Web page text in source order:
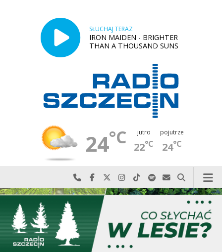
SŁUCHAJ TERAZ
IRON MAIDEN - BRIGHTER
THAN A THOUSAND SUNS
24°C jutro
22°C
pojutrze
24°C
Najlepiej po prostu do nas zadzwoń
Odwiedź nas na Facebook-u
Odwiedź nas na X
Odwiedź nas na Instagram-ie
Odwiedź nas na TikTok-u
Szukaj nas na Spotify
Wyślij do nas
Szukaj